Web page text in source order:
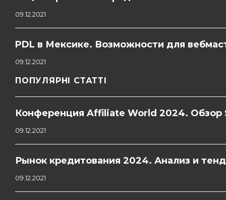
09.12.2021
PDL в Мексике. Возможности для
09.12.2021
ПОПУЛЯРНІ СТАТТІ
Конференция Affiliate World 2024. Обзор
09.12.2021
Рынок кредитования 2024. Анализ и
09.12.2021